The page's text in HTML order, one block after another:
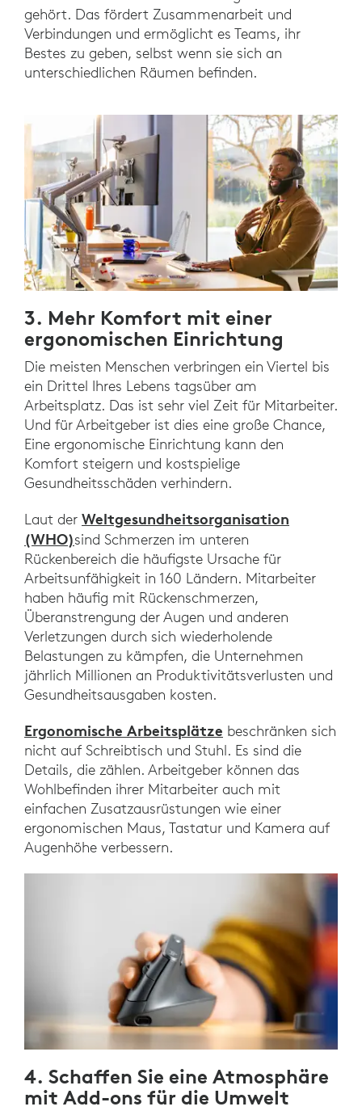
gehört. Das fördert Zusammenarbeit und
Verbindungen und ermöglicht es Teams, ihr
Bestes zu geben, selbst wenn sie sich an
unterschiedlichen Räumen befinden.
3. Mehr Komfort mit einer
ergonomischen Einrichtung
Die meisten Menschen verbringen ein Viertel bis
ein Drittel Ihres Lebens tagsüber am
Arbeitsplatz. Das ist sehr viel Zeit für Mitarbeiter.
Und für Arbeitgeber ist dies eine große Chance,
Eine ergonomische Einrichtung kann den
Komfort steigern und kostspielige
Gesundheitsschäden verhindern.
Laut der Weltgesundheitsorganisation
(WHO)sind Schmerzen im unteren
Rückenbereich die häufigste Ursache für
Arbeitsunfähigkeit in 160 Ländern. Mitarbeiter
haben häufig mit Rückenschmerzen,
Überanstrengung der Augen und anderen
Verletzungen durch sich wiederholende
Belastungen zu kämpfen, die Unternehmen
jährlich Millionen an Produktivitätsverlusten und
Gesundheitsausgaben kosten.
Ergonomische Arbeitsplätze beschränken sich
nicht auf Schreibtisch und Stuhl. Es sind die
Details, die zählen. Arbeitgeber können das
Wohlbefinden ihrer Mitarbeiter auch mit
einfachen Zusatzausrüstungen wie einer
ergonomischen Maus, Tastatur und Kamera auf
Augenhöhe verbessern.
4. Schaffen Sie eine Atmosphäre
mit Add-ons für die Umwelt